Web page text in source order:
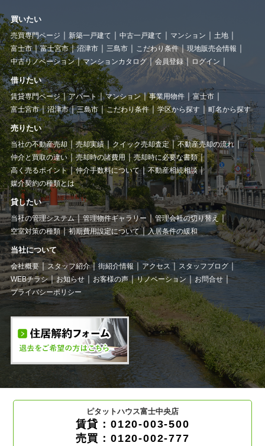
買いたい
売買専門ページ 新築一戸建て 中古一戸建て マンション
土地
富士市
富士宮市 沼津市 三島市 こだわり条件
現地販売会情報
中古リノベーション
マンションカタログ 会員登録 ログイン
借りたい
賃貸専門ページ アパート マンション 事業用物件
富士市
富士宮市
沼津市 三島市 こだわり条件 学区から探す 町名から探す
売りたい
当社の不動産売却 売却実績 クイック売却査定
不動産売却の流れ
仲介と買取の違い
売却時の諸費用
売却時に必要な書類
高く売るポイント
仲介手数料について
不動産相続相談
媒介契約の種類とは
貸したい
当社の管理システム 管理物件ギャラリー
管理会社の切り替え
空室対策の種類
初期費用設定について 入居条件の緩和
当社について
会社概要 スタッフ紹介 街紹介情報 アクセス
スタッフブログ
WEBチラシ
お知らせ お客様の声 リノベーション
お問合せ
プライバシーポリシー
ピタットハウス富士中央店
賃貸：0120-003-500
売買：0120-002-777